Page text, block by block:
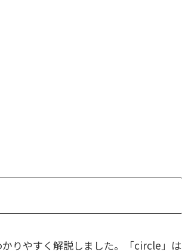
りやすく解説しました。「circle」は